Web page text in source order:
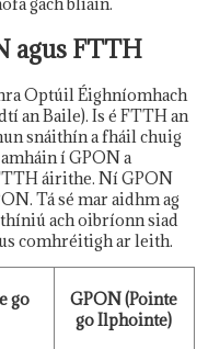
agus FTTH
Optúil Éighníomhach
an Baile). Is é FTTH an
snáithín a fháil chuig
í GPON a
áirithe. Ní GPON
Tá sé mar aidhm ag
ach oibríonn siad
comhréitigh ar leith.
go
GPON (Pointe
go Ilphointe)